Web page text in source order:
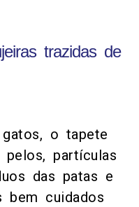
trazidas de
o tapete
partículas
das patas e
bem cuidados